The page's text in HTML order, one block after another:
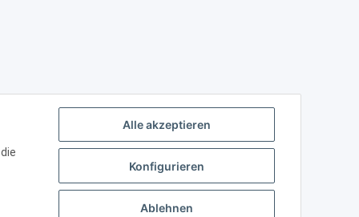
Alle akzeptieren
Konfigurieren
Ablehnen